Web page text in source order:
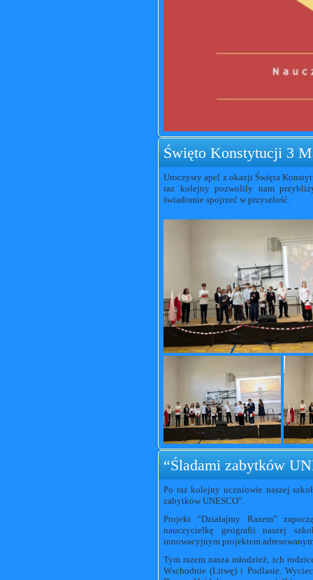
Święto Konstytucji 3
Uroczysty apel z okazji Święta
raz kolejny pozwoliły nam
świadomie spojrzeć w przyszłość.
“Śladami zabytków
Po raz kolejny uczniowie naszej
zabytków UNESCO”.
Projekt “Działajmy Razem”
nauczycielkę geografii naszej
innowacyjnym projektem
Tym razem nasza młodzież, ich
Wschodnie (Litwę) i Podlasie.